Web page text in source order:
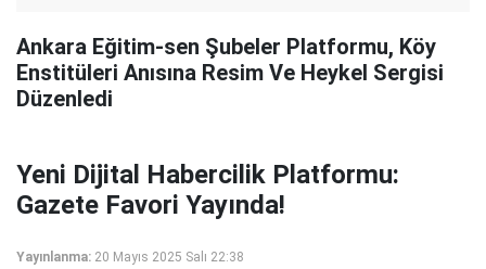
Ankara Eğitim-sen Şubeler Platformu, Köy
Enstitüleri Anısına Resim Ve Heykel Sergisi
Düzenledi
Yeni Dijital Habercilik Platformu:
Gazete Favori Yayında!
Yayınlanma: 20 Mayıs 2025 Salı 22:38